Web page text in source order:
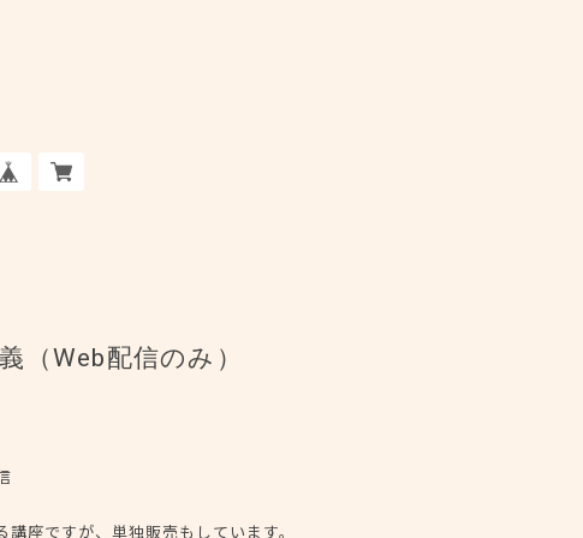
（Web配信のみ）
座ですが、単独販売もしています。